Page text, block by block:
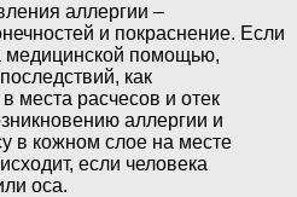
аллергии –
и покраснение. Если
медицинской помощью,
как
места расчесов и отек
аллергии и
в кожном слое на месте
если человека
оса.